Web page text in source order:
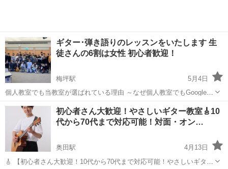
ギター･弾き語りのレッスンをいたします 生
徒さんの6割は女性 初心者歓迎！
梅坪駅
5月4日
個人教室でも当教室が選ばれている理由 ～なぜ個人教室でもGoogle検
索上位なのか～ 女性も安心！当教室の6割は女性の方です。 低料金・
良質・好立地・好環境 "豊田市 ギター教室"の検索で 大手を抜いて現
在１位！ 生徒さ...
愛知 豊田市 梅坪駅 ギター
初心者さん大歓迎！やさしいギター教室🎸10
代から70代まで対応可能！対面・オン…
奥田駅
4月13日
🎸 【初心者さん大歓迎！10代から70代まで対応可能！やさしいギター